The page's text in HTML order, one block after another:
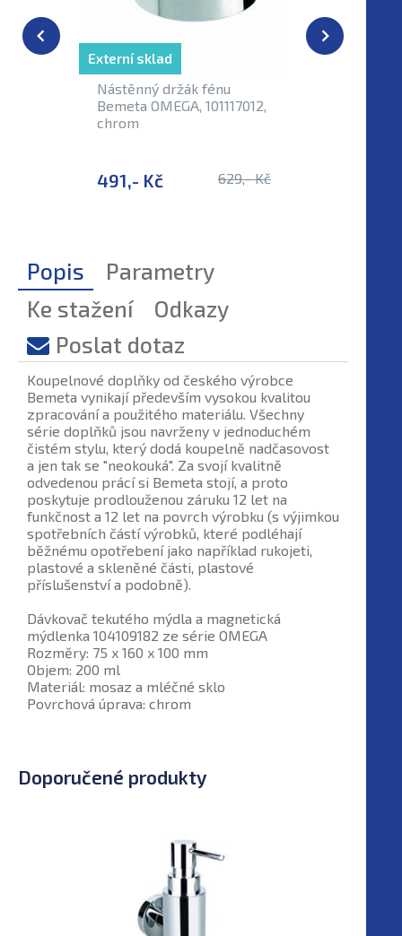
Nástěnný držák fénu
Bemeta OMEGA, 101117012,
chrom
491,- Kč 629,- Kč
Externí sklad Externí
Popis
Parametry
Ke stažení
Odkazy
Poslat dotaz
Koupelnové doplňky od českého výrobce
Bemeta vynikají především vysokou kvalitou
zpracování a použitého materiálu. Všechny
série doplňků jsou navrženy v jednoduchém
čistém stylu, který dodá koupelně nadčasovost
a jen tak se "neokouká". Za svojí kvalitně
odvedenou prácí si Bemeta stojí, a proto
poskytuje prodlouženou záruku 12 let na
funkčnost a 12 let na povrch výrobku (s výjimkou
spotřebních částí výrobků, které podléhají
běžnému opotřebení jako například rukojeti,
plastové a skleněné části, plastové
příslušenství a podobně).
Dávkovač tekutého mýdla a magnetická
mýdlenka 104109182 ze série OMEGA
Rozměry: 75 x 160 x 100 mm
Objem: 200 ml
Materiál: mosaz a mléčné sklo
Povrchová úprava: chrom
Doporučené produkty